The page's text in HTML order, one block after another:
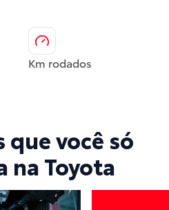
Km rodados
que você só
na Toyota